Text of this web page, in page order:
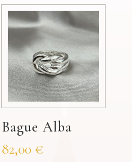
Bague Alba
82,00 €